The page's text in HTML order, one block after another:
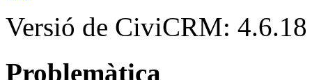
Versió de CiviCRM: 4.6.18
Problemàtica